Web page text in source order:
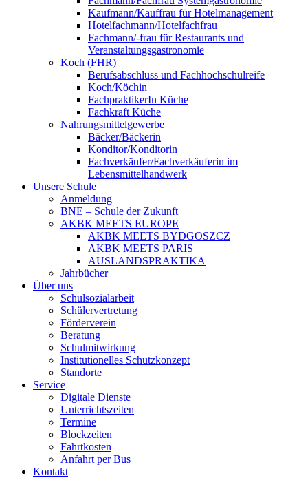
Kaufmann/Kauffrau für Hotelmanagement
Hotelfachmann/Hotelfachfrau
Fachmann/-frau für Restaurants und
Veranstaltungsgastronomie
Koch (FHR)
Berufsabschluss und Fachhochschulreife
Koch/Köchin
FachpraktikerIn Küche
Fachkraft Küche
Nahrungsmittelgewerbe
Bäcker/Bäckerin
Konditor/Konditorin
Fachverkäufer/Fachverkäuferin im
Lebensmittelhandwerk
Unsere Schule
Anmeldung
BNE – Schule der Zukunft
AKBK MEETS EUROPE
AKBK MEETS BYDGOSZCZ
AKBK MEETS PARIS
AUSLANDSPRAKTIKA
Jahrbücher
Über uns
Schulsozialarbeit
Schülervertretung
Förderverein
Beratung
Schulmitwirkung
Institutionelles Schutzkonzept
Standorte
Service
Digitale Dienste
Unterrichtszeiten
Termine
Blockzeiten
Fahrtkosten
Anfahrt per Bus
Kontakt